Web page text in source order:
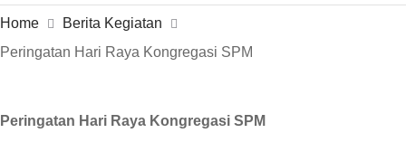
Home
Berita Kegiatan
Peringatan Hari Raya Kongregasi SPM
Peringatan Hari Raya Kongregasi SPM